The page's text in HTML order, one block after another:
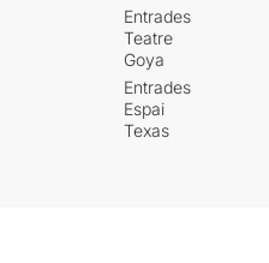
Entrades
Teatre
Goya
Entrades
Espai
Texas